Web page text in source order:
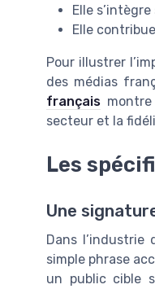
Elle
Elle
Pour illustrer
des médias
français
secteur et la
Les
Une
Dans
simple phrase
un public cible